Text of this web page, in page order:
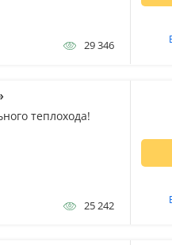
29 346
теплохода!
25 242